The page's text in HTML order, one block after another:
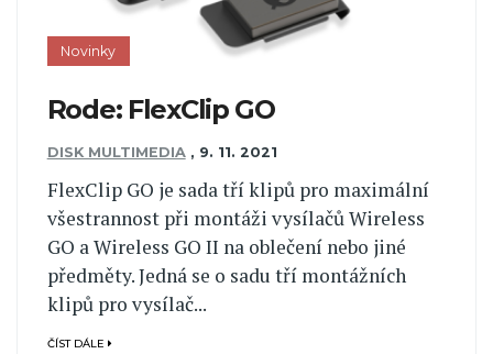
Novinky
Rode: FlexClip GO
DISK MULTIMEDIA , 9. 11. 2021
FlexClip GO je sada tří klipů pro maximální
všestrannost při montáži vysílačů Wireless
GO a Wireless GO II na oblečení nebo jiné
předměty. Jedná se o sadu tří montážních
klipů pro vysílač...
ČÍST DÁLE